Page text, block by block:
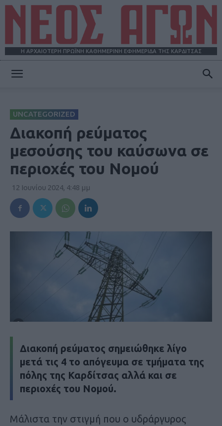
Η ΑΡΧΑΙΟΤΕΡΗ ΠΡΩΪΝΗ ΚΑΘΗΜΕΡΙΝΗ ΕΦΗΜΕΡΙΔΑ ΤΗΣ ΚΑΡΔΙΤΣΑΣ
UNCATEGORIZED
Διακοπή ρεύματος
μεσούσης του καύσωνα σε
περιοχές του Νομού
12 Ιουνίου 2024, 4:48 μμ
Διακοπή ρεύματος σημειώθηκε λίγο
μετά τις 4 το απόγευμα σε τμήματα της
πόλης της Καρδίτσας αλλά και σε
περιοχές του Νομού.
Μάλιστα την στιγμή που ο υδράργυρος